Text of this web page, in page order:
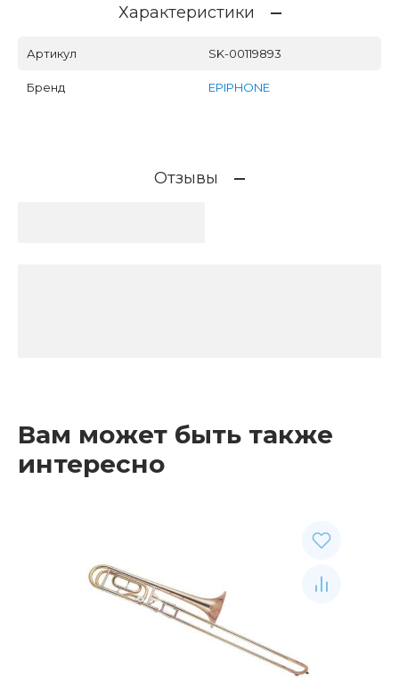
Характеристики
Артикул SK-00119893
Бренд EPIPHONE
Отзывы
Вам может быть также
интересно